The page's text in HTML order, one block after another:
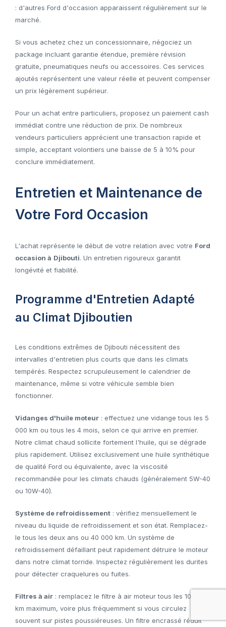
: d'autres Ford d'occasion apparaissent régulièrement sur le
marché.
Si vous achetez chez un concessionnaire, négociez un
package incluant garantie étendue, première révision
gratuite, pneumatiques neufs ou accessoires. Ces services
ajoutés représentent une valeur réelle et peuvent compenser
un prix légèrement supérieur.
Pour un achat entre particuliers, proposez un paiement cash
immédiat contre une réduction de prix. De nombreux
vendeurs particuliers apprécient une transaction rapide et
simple, acceptant volontiers une baisse de 5 à 10% pour
conclure immédiatement.
Entretien et Maintenance de
Votre Ford Occasion
L'achat représente le début de votre relation avec votre Ford
occasion à Djibouti. Un entretien rigoureux garantit
longévité et fiabilité.
Programme d'Entretien Adapté
au Climat Djiboutien
Les conditions extrêmes de Djibouti nécessitent des
intervalles d'entretien plus courts que dans les climats
tempérés. Respectez scrupuleusement le calendrier de
maintenance, même si votre véhicule semble bien
fonctionner.
Vidanges d'huile moteur : effectuez une vidange tous les 5
000 km ou tous les 4 mois, selon ce qui arrive en premier.
Notre climat chaud sollicite fortement l'huile, qui se dégrade
plus rapidement. Utilisez exclusivement une huile synthétique
de qualité Ford ou équivalente, avec la viscosité
recommandée pour les climats chauds (généralement 5W-40
ou 10W-40).
Système de refroidissement : vérifiez mensuellement le
niveau du liquide de refroidissement et son état. Remplacez-
le tous les deux ans ou 40 000 km. Un système de
refroidissement défaillant peut rapidement détruire le moteur
dans notre climat torride. Inspectez régulièrement les durites
pour détecter craquelures ou fuites.
Filtres à air : remplacez le filtre à air moteur tous les 10 000
km maximum, voire plus fréquemment si vous circulez
souvent sur pistes poussiéreuses. Un filtre encrassé réduit